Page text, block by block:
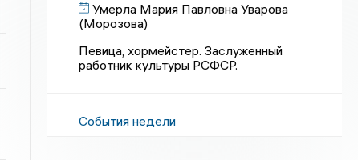
Умерла Мария Павловна Уварова
(Морозова)
Певица, хормейстер. Заслуженный
работник культуры РСФСР.
События недели